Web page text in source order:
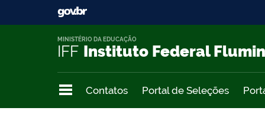
IFF Instituto Federal
MINISTÉRIO DA EDUCAÇÃO
Contatos Portal de Seleções